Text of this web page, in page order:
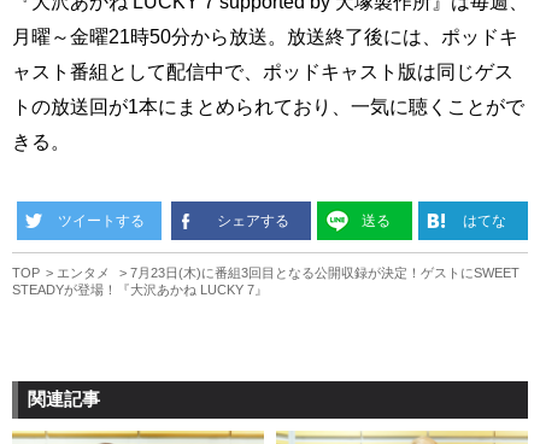
月曜～金曜21時50分から放送。放送終了後には、ポッドキ
ャスト番組として配信中で、ポッドキャスト版は同じゲス
トの放送回が1本にまとめられており、一気に聴くことがで
きる。
ツイートする シェアする 送る はてな
TOP エンタメ
7月23日(木)に番組3回目となる公開収録が決定！ゲストにSWEET
STEADYが登場！『大沢あかね LUCKY 7』
関連記事